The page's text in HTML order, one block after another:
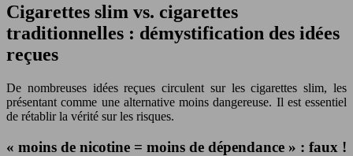
Cigarettes slim vs. cigarettes
traditionnelles : démystification des idées
reçues
De nombreuses idées reçues circulent sur les cigarettes slim, les
présentant comme une alternative moins dangereuse. Il est essentiel
de rétablir la vérité sur les risques.
« moins de nicotine = moins de dépendance » : faux !